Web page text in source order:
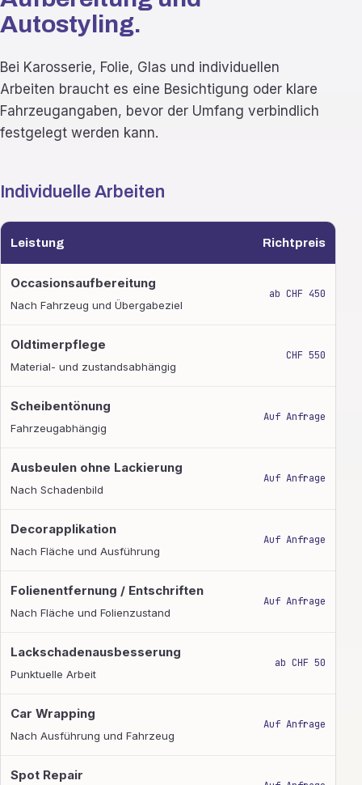
Autostyling.
Bei Karosserie, Folie, Glas und individuellen
Arbeiten braucht es eine Besichtigung oder klare
Fahrzeugangaben, bevor der Umfang verbindlich
festgelegt werden kann.
Individuelle Arbeiten
Leistung Richtpreis
Occasionsaufbereitung
Nach Fahrzeug und Übergabeziel
ab CHF 450
Oldtimerpflege
Material- und zustandsabhängig
CHF 550
Scheibentönung
Fahrzeugabhängig
Auf Anfrage
Ausbeulen ohne Lackierung
Nach Schadenbild
Auf Anfrage
Decorapplikation
Nach Fläche und Ausführung
Auf Anfrage
Folienentfernung / Entschriften
Nach Fläche und Folienzustand
Auf Anfrage
Lackschadenausbesserung
Punktuelle Arbeit
ab CHF 50
Car Wrapping
Nach Ausführung und Fahrzeug
Auf Anfrage
Spot Repair